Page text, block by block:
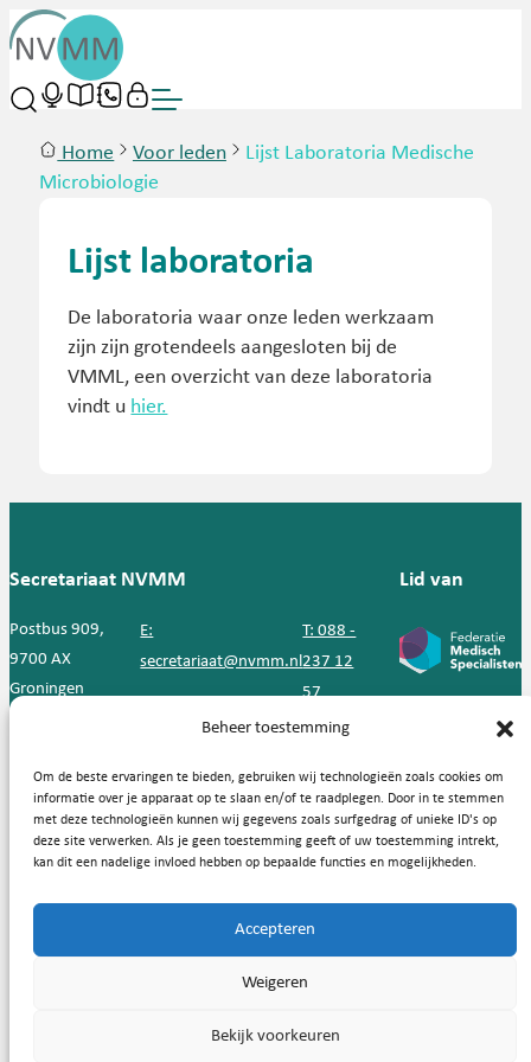
Beheer toestemming
Om de beste ervaringen te bieden, gebruiken wij technologieën zoals cookies om
informatie over je apparaat op te slaan en/of te raadplegen. Door in te stemmen
met deze technologieën kunnen wij gegevens zoals surfgedrag of unieke ID's op
deze site verwerken. Als je geen toestemming geeft of uw toestemming intrekt,
kan dit een nadelige invloed hebben op bepaalde functies en mogelijkheden.
Accepteren
Weigeren
Bekijk voorkeuren
Home Voor leden
Lijst Laboratoria Medische
Microbiologie
Lijst laboratoria
De laboratoria waar onze leden werkzaam
zijn zijn grotendeels aangesloten bij de
VMML, een overzicht van deze laboratoria
vindt u hier.
Secretariaat NVMM
Postbus 909,
9700 AX
Groningen
E:
secretariaat@nvmm.nl
T: 088 -
237 12
57
Lid van
Handige links